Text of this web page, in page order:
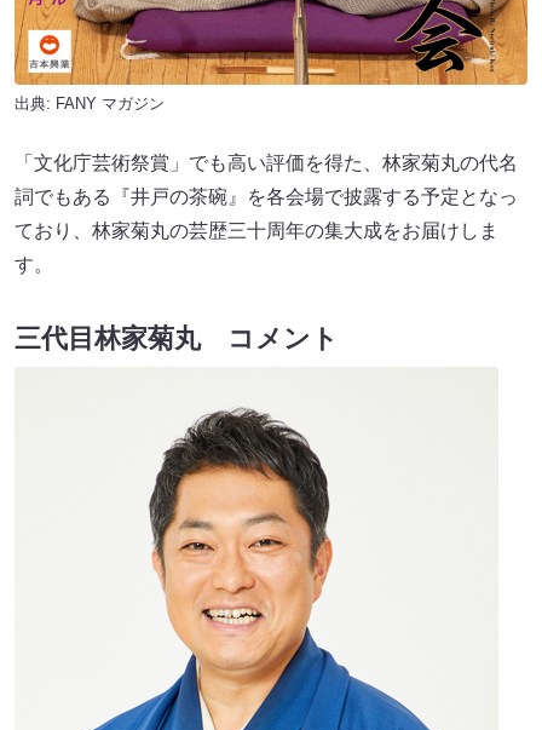
出典: FANY マガジン
「文化庁芸術祭賞」でも高い評価を得た、林家菊丸の代名
詞でもある『井戸の茶碗』を各会場で披露する予定となっ
ており、林家菊丸の芸歴三十周年の集大成をお届けしま
す。
三代目林家菊丸 コメント